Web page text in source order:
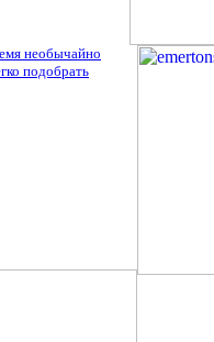
необычайно
подобрать